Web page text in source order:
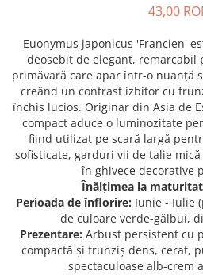
Bulbi de Narcise
Bulbi de Ranunculus
Bulbi de Tigridia
Bulbi de Zambile
Bulbi de Zantedeschia
Bulbi Sparaxis
Mixuri de Bulbi
Seminte de Flori
Seminte de Ierburi
Seminte de Legume/Fructe
43,00
Euonymus japonicus 'Francien'
deosebit de elegant,
primăvară care apar într-o nuanță
creând un contrast izbitor cu
închis lucios. Originar din Asia de
compact aduce o luminozitate
fiind utilizat pe scară largă
sofisticate, garduri vii de talie
în ghivece decorative
Înălțimea la
Perioada de înflorire: Iunie - Iulie
de culoare verde-gălbui,
Prezentare: Arbust persistent cu
compactă și frunziș dens, cerat,
spectaculoase alb-crem